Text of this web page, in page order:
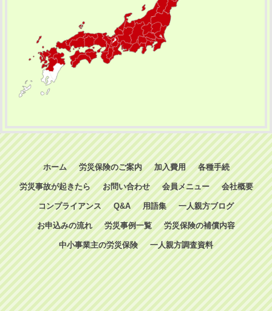
ホーム 労災保険のご案内 加入費用 各種手続
労災事故が起きたら お問い合わせ 会員メニュー 会社概要
コンプライアンス Q&A 用語集 一人親方ブログ
お申込みの流れ 労災事例一覧 労災保険の補償内容
中小事業主の労災保険 一人親方調査資料